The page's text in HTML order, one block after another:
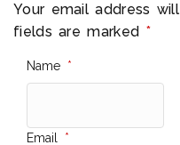
Your email address
fields are marked *
Name *
Email *